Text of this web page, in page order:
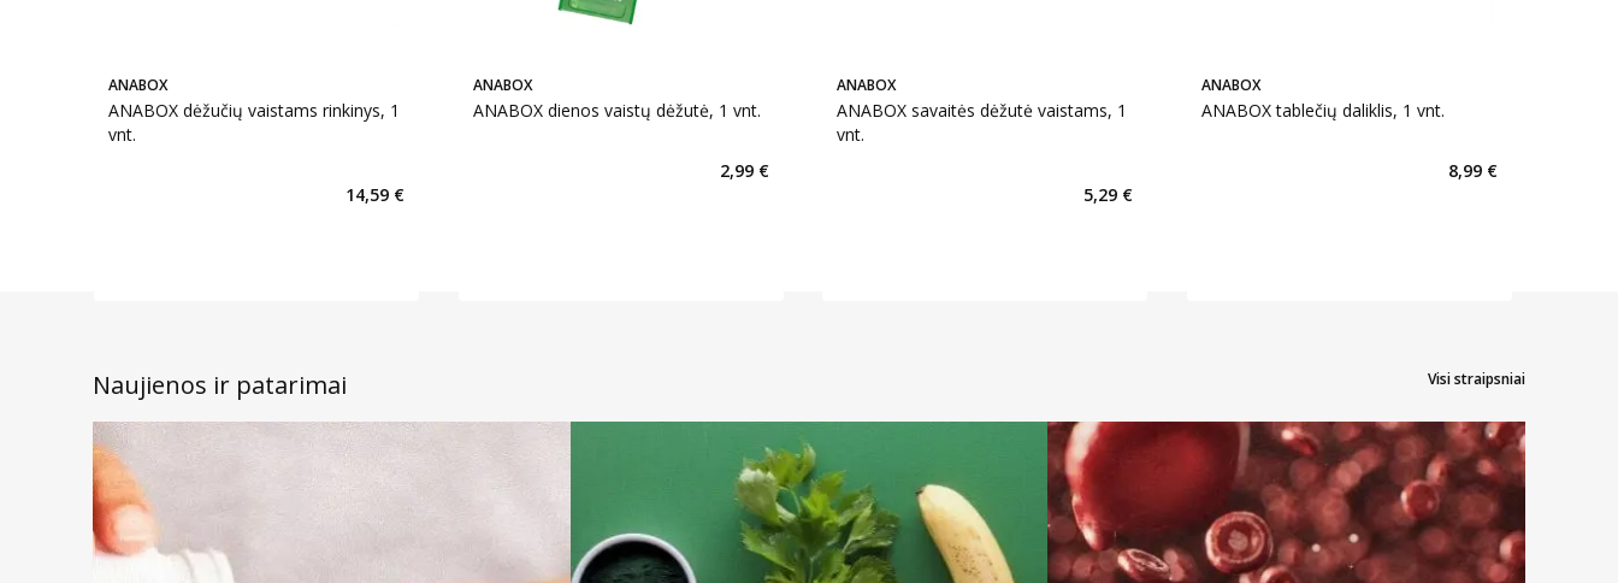
ANABOX
ANABOX dėžučių vaistams rinkinys, 1
vnt.
14,59 €
ANABOX
ANABOX dienos vaistų dėžutė, 1 vnt.
2,99 €
ANABOX
ANABOX savaitės dėžutė vaistams, 1
vnt.
5,29 €
ANABOX
ANABOX tablečių daliklis, 1 vnt.
8,99 €
Naujienos ir patarimai Visi straipsniai